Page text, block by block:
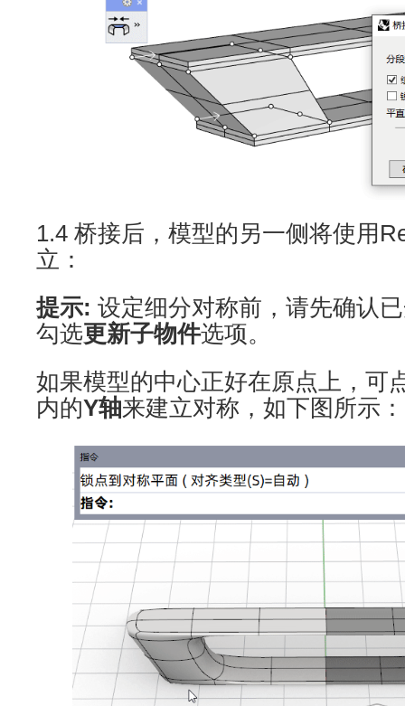
1.4 桥接后，模型的另一侧将使用
立：
提示: 设定细分对称前，请先确认
勾选更新子物件选项。
如果模型的中心正好在原点上，可
内的Y轴来建立对称，如下图所示：